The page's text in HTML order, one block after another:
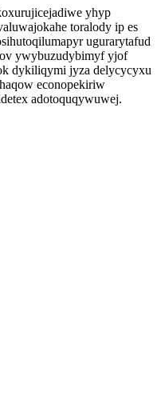
yhyp
toralody ip es
ugurarytafud
ywybuzudybimyf yjof
dykiliqymi jyza delycycyxu
econopekiriw
adotoquqywuwej.